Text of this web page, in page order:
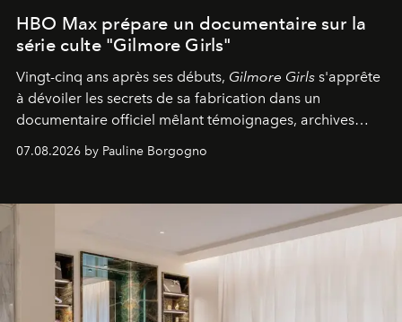
HBO Max prépare un documentaire sur la
série culte "Gilmore Girls"
Vingt-cinq ans après ses débuts, Gilmore Girls s'apprête
à dévoiler les secrets de sa fabrication dans un
documentaire officiel mêlant témoignages, archives
inédites et plongée dans les coulisses d'un phénomène
générationnel.
07.08.2026 by Pauline Borgogno